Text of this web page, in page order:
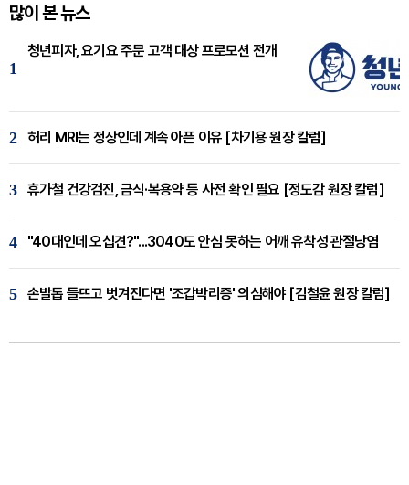
많이 본 뉴스
1
청년피자, 요기요 주문 고객 대상 프로모션 전개
2 허리 MRI는 정상인데 계속 아픈 이유 [차기용 원장 칼럼]
3 휴가철 건강검진, 금식·복용약 등 사전 확인 필요 [정도감 원장 칼럼]
4 "40대인데 오십견?"...3040도 안심 못하는 어깨 유착성 관절낭염
5 손발톱 들뜨고 벗겨진다면 '조갑박리증' 의심해야 [김철윤 원장 칼럼]